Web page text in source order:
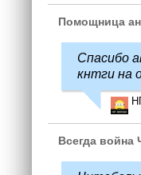
Помощница
Спасибо
кнтги на
Всегда война